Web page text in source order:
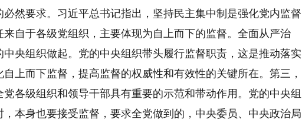
然要求。习近平总书记指出，坚持民主集中制是强化党内监督
自于各级党组织，主要体现为自上而下的监督。全面从严治
央组织做起。党的中央组织带头履行监督职责，这是推动落实
上而下监督，提高监督的权威性和有效性的关键所在。第三，
各级组织和领导干部具有重要的示范和带动作用。党的中央组
本身也要接受监督，要求全党做到的，中央委员、中央政治局